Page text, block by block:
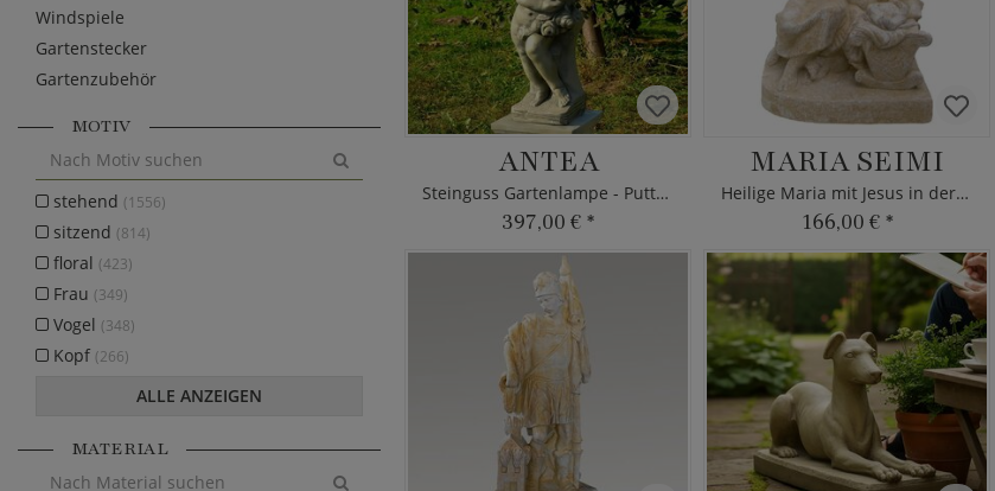
ANTEA
Steinguss Gartenlampe - Puttenfigur
397,00 € *
MARIA SEIMI
Heilige Maria mit Jesus in der Krippe
166,00 € *
Windspiele
Gartenstecker
Gartenzubehör
MOTIV
stehend (1556)
sitzend (814)
floral (423)
Frau (349)
Vogel (348)
Kopf (266)
ALLE ANZEIGEN
MATERIAL